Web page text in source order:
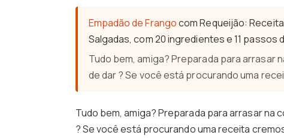
Empadão de Frangocom Requeijão:
Salgadas, com 20 ingredientes e 11 passos
Tudo bem, amiga? Preparada para arrasar
de dar ? Se você está procurando uma
Tudo bem, amiga? Preparada para arrasar na
? Se você está procurando uma receita